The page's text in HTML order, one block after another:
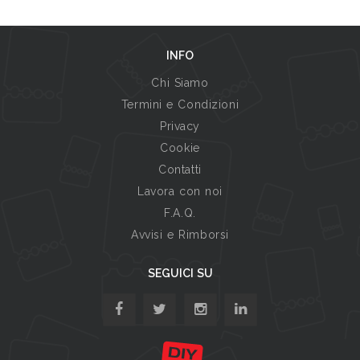
INFO
Chi Siamo
Termini e Condizioni
Privacy
Cookie
Contatti
Lavora con noi
F.A.Q.
Avvisi e Rimborsi
SEGUICI SU